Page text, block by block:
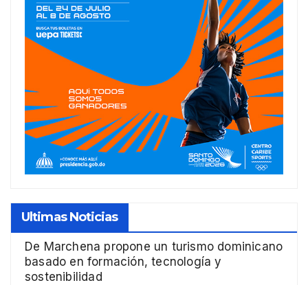
Ultimas Noticias
De Marchena propone un turismo dominicano
basado en formación, tecnología y
sostenibilidad